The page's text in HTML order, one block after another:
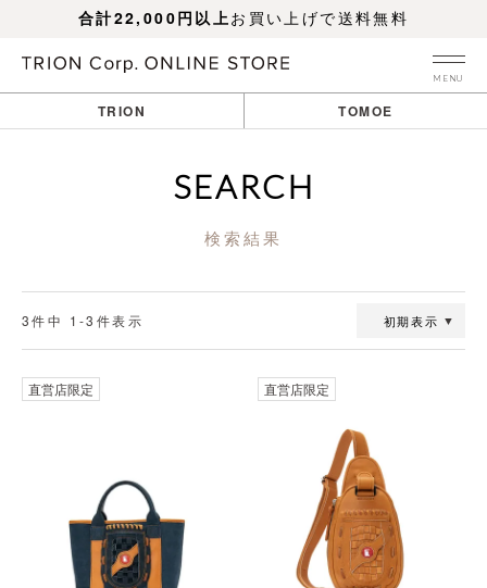
合計22,000円以上お買い上げで送料無料
MENU
TRION TOMOE
SEARCH
検索結果
初期表示
3件中 1-3 件表示
直営店限定 直営店限定